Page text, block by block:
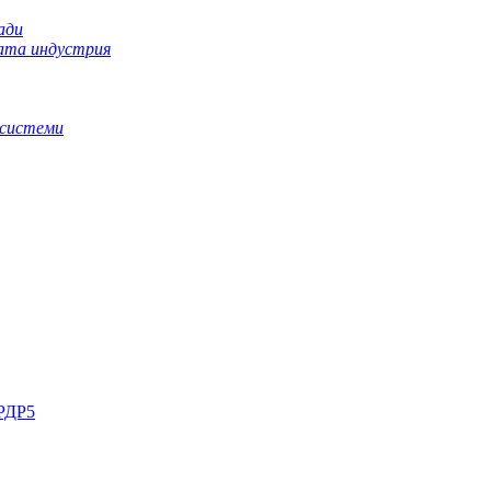
индустрия